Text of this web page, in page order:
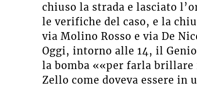
chiuso la strada e lasciato
le verifiche del caso, e la
via Molino Rosso e via De
Oggi, intorno alle 14, il
la bomba ««per farla brillare
Zello come doveva essere in